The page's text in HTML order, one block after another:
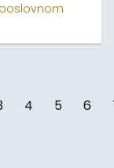
4 5 6